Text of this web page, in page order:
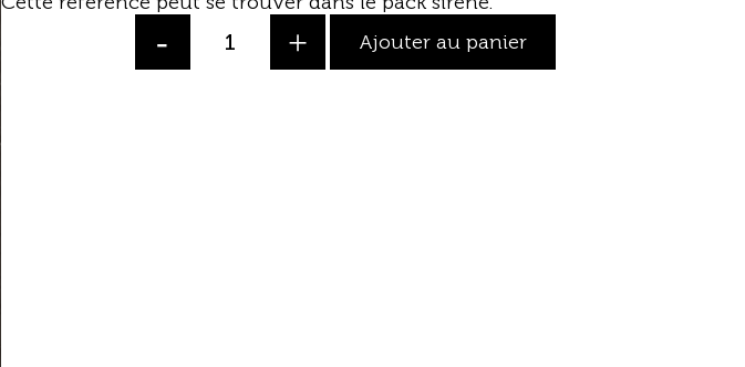
- + Ajouter au panier